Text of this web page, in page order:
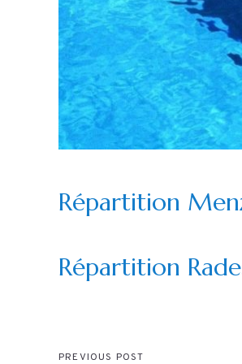
Répartition
Répartition
PREVIOUS POST